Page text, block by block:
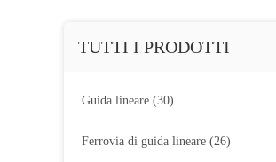
TUTTI I PRODOTTI
Guida lineare (30)
Ferrovia di guida lineare (26)